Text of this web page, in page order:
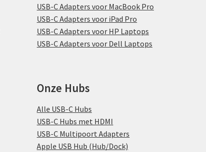
USB-C Adapters voor MacBook Pro
USB-C Adapters voor iPad Pro
USB-C Adapters voor HP Laptops
USB-C Adapters voor Dell Laptops
Onze Hubs
Alle USB-C Hubs
USB-C Hubs met HDMI
USB-C Multipoort Adapters
Apple USB Hub (Hub/Dock)